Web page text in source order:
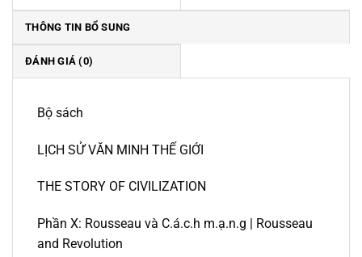
THÔNG TIN BỔ SUNG
ĐÁNH GIÁ (0)
Bộ sách
LỊCH SỬ VĂN MINH THẾ GIỚI
THE STORY OF CIVILIZATION
Phần X: Rousseau và C.á.c.h m.ạ.n.g | Rousseau
and Revolution